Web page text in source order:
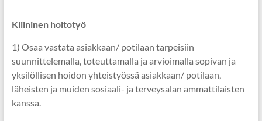
Kliininen hoitotyö
1) Osaa vastata asiakkaan/ potilaan tarpeisiin
suunnittelemalla, toteuttamalla ja arvioimalla sopivan ja
yksilöllisen hoidon yhteistyössä asiakkaan/ potilaan,
läheisten ja muiden sosiaali- ja terveysalan ammattilaisten
kanssa.